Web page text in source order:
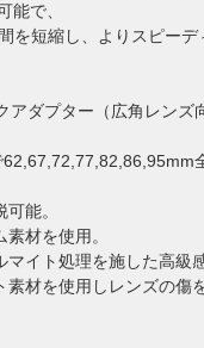
能で、
を短縮し、よりスピーデ
アダプター（広角レンズ
能。
材を使用。
イト処理を施した高級
材を使用しレンズの傷